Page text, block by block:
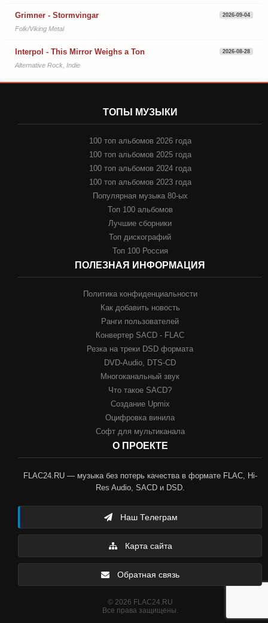
Grimner - Stormvingar 2026-09-04
Folk/Viking Metal
Interpol - This Mirror Weighs a Ton 2026-08-28
Alternative Rock, Indie
ТОПЫ МУЗЫКИ
100 топ альбомов 2026 года
100 топ альбомов 2025 года
100 топ альбомов 2024 года
100 топ альбомов 2023 года
Популярная музыка 80-ых
Топ 100 альбомов
Лучшие сборники
Топ дискографий
Топ 100 Россия
ПОЛЕЗНАЯ ИНФОРМАЦИЯ
Политика конфиденциальности
Как добавить новость
Ранги пользователей
Конвертер SACD - FLAC
Резка на треки DSD формата
DVD-Audio, DTS-CD
Многоканальный звук
Что такое SACD?
Создание Upmix
Оцифровка винила
Софт для мультиканала
О ПРОЕКТЕ
FLAC24.RU — музыка без потерь качества в формате FLAC, Hi-
Res Audio, SACD и DSD.
Наш Телеграм
Карта сайта
Обратная связь
© 2026 FLAC24.RU
Все права защищены.